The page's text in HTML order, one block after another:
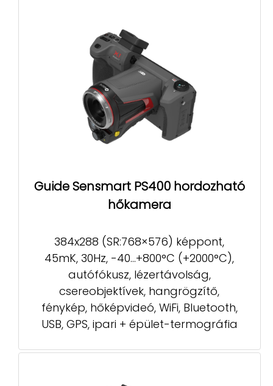
Guide Sensmart PS400 hordozható
hőkamera
384x288 (SR:768×576) képpont,
45mK, 30Hz, -40...+800°C (+2000°C),
autófókusz, lézertávolság,
csereobjektívek, hangrögzítő,
fénykép, hőképvideó, WiFi, Bluetooth,
USB, GPS, ipari + épület-termográfia